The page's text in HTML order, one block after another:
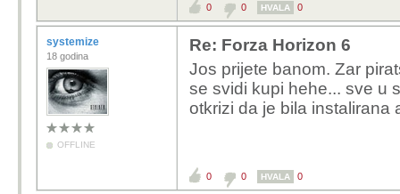
0 0 HVALA 0
systemize
18 godina
OFFLINE
Re: Forza Horizon 6
Jos prijete banom. Zar
se svidi kupi hehe... sve u
otkrizi da je bila instalirana
0 0 HVALA 0